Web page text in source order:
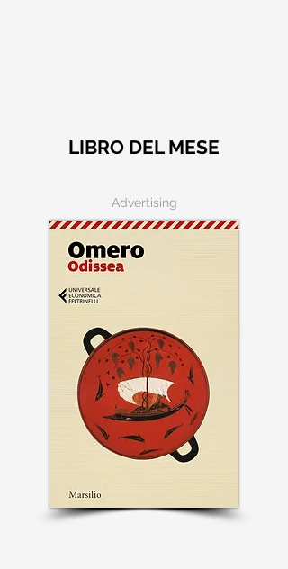
LIBRO DEL MESE
Advertising